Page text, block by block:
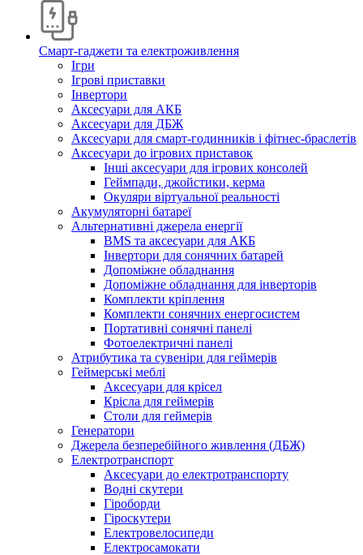
Смарт-гаджети та електроживлення
Ігри
Ігрові приставки
Інвертори
Аксесуари для АКБ
Аксесуари для ДБЖ
Аксесуари для смарт-годинників і фітнес-браслетів
Аксесуари до ігрових приставок
Інші аксесуари для ігрових консолей
Геймпади, джойстики, керма
Окуляри віртуальної реальності
Акумуляторні батареї
Альтернативні джерела енергії
BMS та аксесуари для АКБ
Інвертори для сонячних батарей
Допоміжне обладнання
Допоміжне обладнання для інверторів
Комплекти кріплення
Комплекти сонячних енергосистем
Портативні сонячні панелі
Фотоелектричні панелі
Атрибутика та сувеніри для геймерів
Геймерські меблі
Аксесуари для крісел
Крісла для геймерів
Столи для геймерів
Генератори
Джерела безперебійного живлення (ДБЖ)
Електротранспорт
Аксесуари до електротранспорту
Водні скутери
Гіроборди
Гіроскутери
Електровелосипеди
Електросамокати